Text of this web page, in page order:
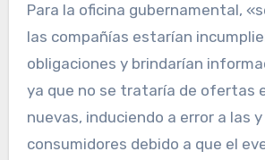
Para la oficina gubernamental,
las compañías estarían
obligaciones y brindarían
ya que no se trataría de ofertas
nuevas, induciendo a error a las y
consumidores debido a que el